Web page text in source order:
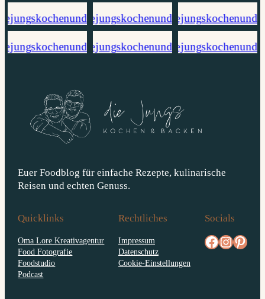
Euer Foodblog für einfache Rezepte, kulinarische
Reisen und echten Genuss.
Quicklinks
Oma Lore Kreativagentur
Food Fotografie
Foodstudio
Podcast
Rechtliches
Impressum
Datenschutz
Cookie-Einstellungen
Socials
facebook.com/diejungskochenundbacken Instagrampinterest.com/diejungs